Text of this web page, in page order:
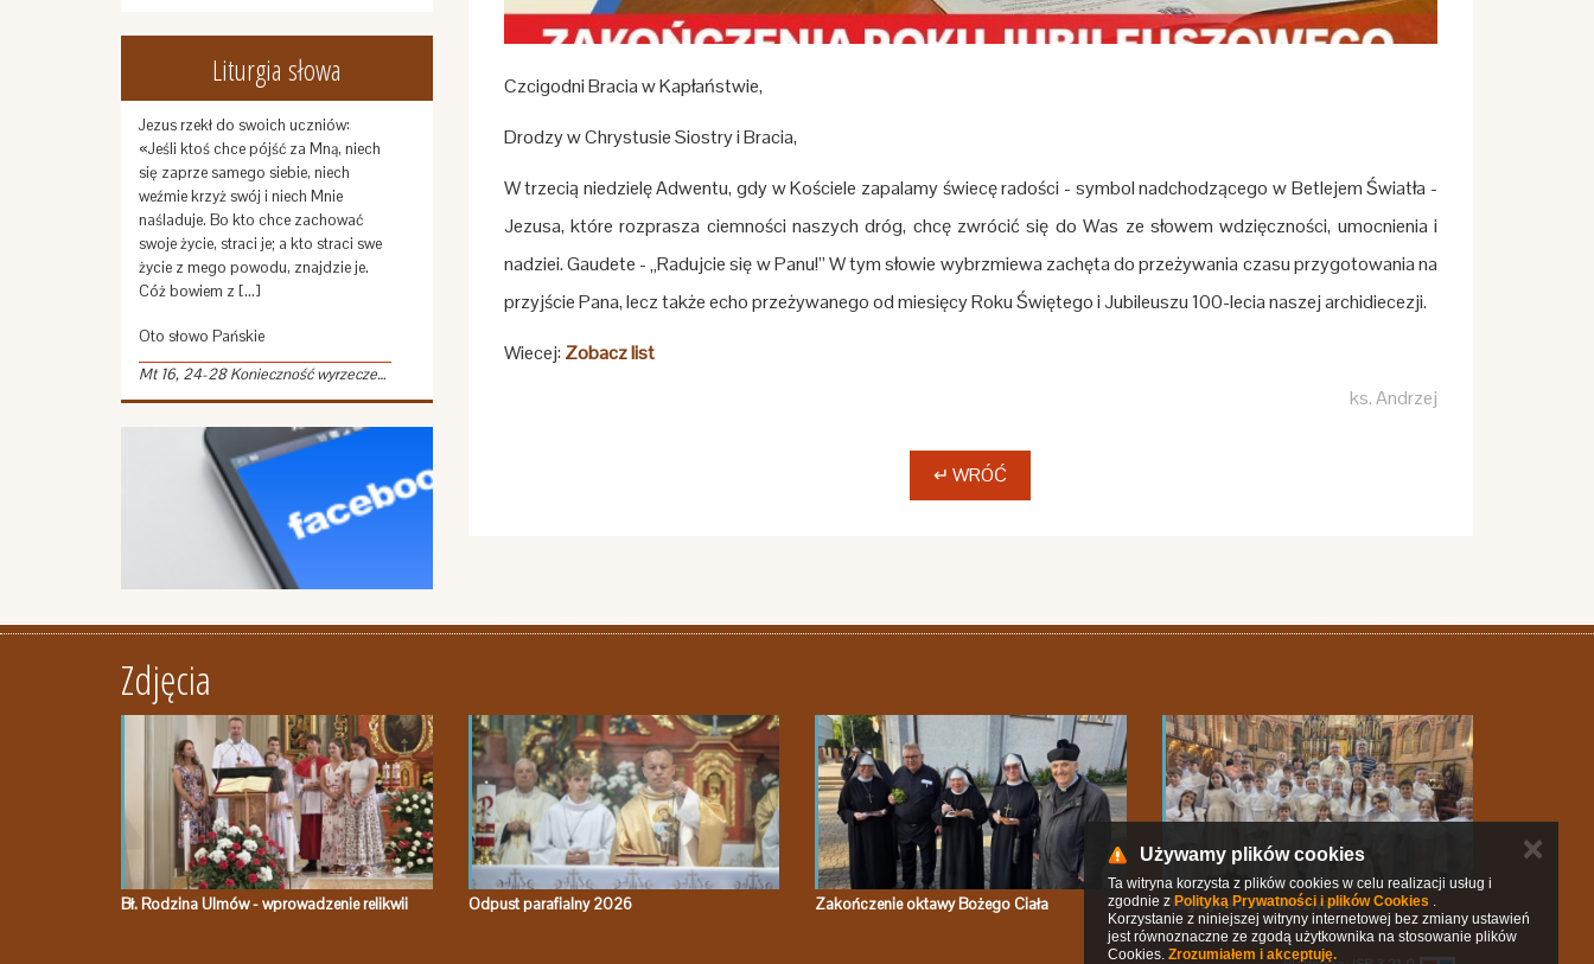
Liturgia słowa
Jezus rzekł do swoich uczniów:
«Jeśli ktoś chce pójść za Mną, niech
się zaprze samego siebie, niech
weźmie krzyż swój i niech Mnie
naśladuje. Bo kto chce zachować
swoje życie, straci je; a kto straci swe
życie z mego powodu, znajdzie je.
Cóż bowiem z […]
Oto słowo Pańskie
Mt 16, 24-28 Konieczność wyrzeczenia
Czcigodni Bracia w Kapłaństwie,
Drodzy w Chrystusie Siostry i Bracia,
W trzecią niedzielę Adwentu, gdy w Kościele zapalamy świecę radości - symbol nadchodzącego w Betlejem Światła -
Jezusa, które rozprasza ciemności naszych dróg, chcę zwrócić się do Was ze słowem wdzięczności, umocnienia i
nadziei. Gaudete - „Radujcie się w Panu!” W tym słowie wybrzmiewa zachęta do przeżywania czasu przygotowania na
przyjście Pana, lecz także echo przeżywanego od miesięcy Roku Świętego i Jubileuszu 100-lecia naszej archidiecezji.
Wiecej: Zobacz list
ks. Andrzej
↵ WRÓĆ
Zdjęcia
Bł. Rodzina Ulmów - wprowadzenie relikwii Odpust parafialny 2026 Zakończenie oktawy Bożego Ciała Pielgrzymka do Gietrzwałdu
Używamy plików cookies
Ta witryna korzysta z plików cookies w celu realizacji usług i
zgodnie z Polityką Prywatności i plików Cookies .
Korzystanie z niniejszej witryny internetowej bez zmiany ustawień
jest równoznaczne ze zgodą użytkownika na stosowanie plików
Cookies. Zrozumiałem i akceptuję.
✕